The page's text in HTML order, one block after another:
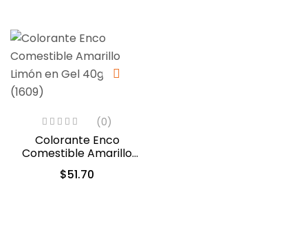
(0)
Colorante Enco
Comestible Amarillo
Limón en Gel 40gr.
(1609)
$51.70